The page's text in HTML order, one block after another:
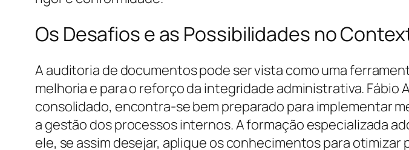
Os Desafios e as Possibilidades no
A auditoria de documentos pode ser vista como uma
melhoria e para o reforço da integridade administrativa.
consolidado, encontra-se bem preparado para implementar
a gestão dos processos internos. A formação especializada
ele, se assim desejar, aplique os conhecimentos para